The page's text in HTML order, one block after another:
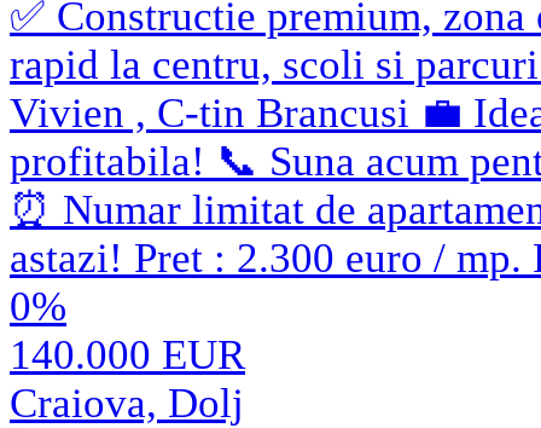
✅ Constructie premium,
rapid la centru, scoli si
Vivien , C-tin Brancusi 💼
profitabila! 📞 Suna acum
⏰ Numar limitat de
astazi! Pret : 2.300 euro /
0%
140.000 EUR
Craiova, Dolj